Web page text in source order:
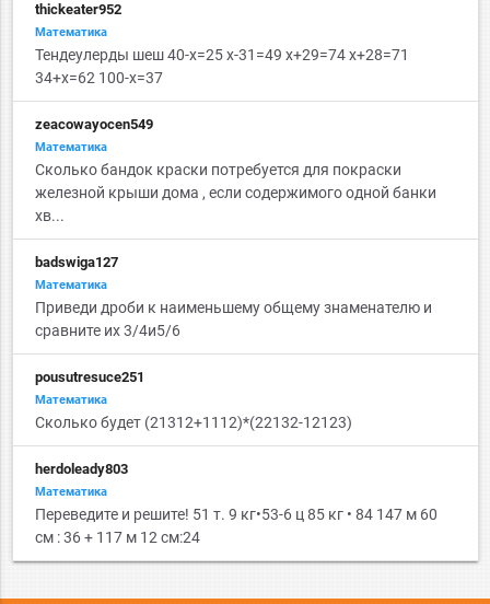
thickeater952
Математика
Тендеулерды шеш 40-х=25 х-31=49 х+29=74 х+28=71
34+х=62 100-х=37
zeacowayocen549
Математика
Сколько бандок краски потребуется для покраски
железной крыши дома , если содержимого одной банки
хв...
badswiga127
Математика
Приведи дроби к наименьшему общему знаменателю и
сравните их 3/4и5/6
pousutresuce251
Математика
Сколько будет (21312+1112)*(22132-12123)
herdoleady803
Математика
Переведите и решите! 51 т. 9 кг•53-6 ц 85 кг • 84 147 м 60
см : 36 + 117 м 12 см:24